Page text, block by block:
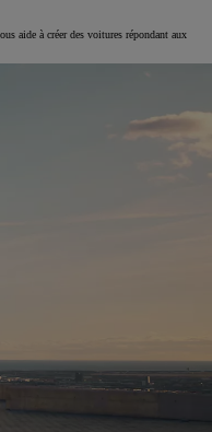
aide à créer des voitures répondant aux